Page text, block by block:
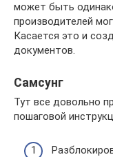
может быть
производителей
Касается это и
документов.
Самсунг
Тут все довольно
пошаговой